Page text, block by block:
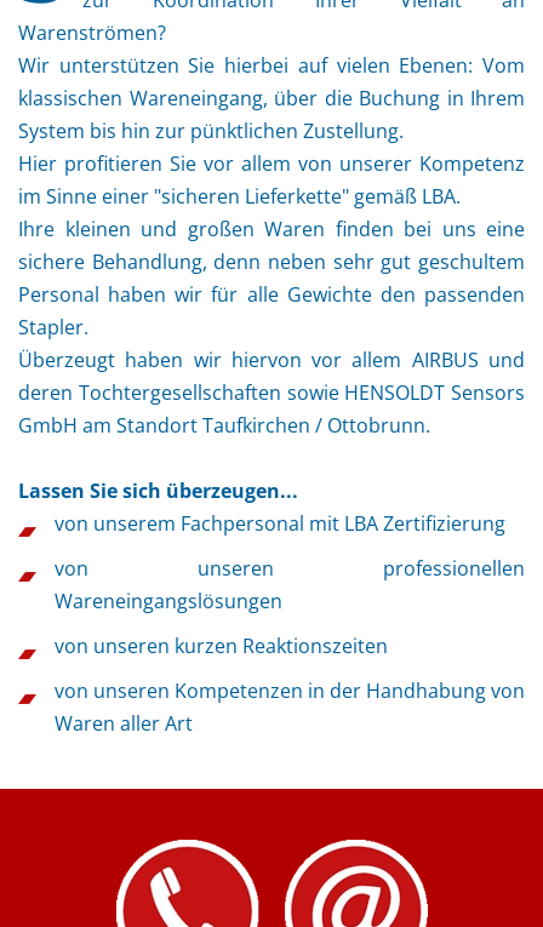
Warenströmen?
Wir unterstützen Sie hierbei auf vielen Ebenen: Vom
klassischen Wareneingang, über die Buchung in Ihrem
System bis hin zur pünktlichen Zustellung.
Hier profitieren Sie vor allem von unserer Kompetenz
im Sinne einer "sicheren Lieferkette" gemäß LBA.
Ihre kleinen und großen Waren finden bei uns eine
sichere Behandlung, denn neben sehr gut geschultem
Personal haben wir für alle Gewichte den passenden
Stapler.
Überzeugt haben wir hiervon vor allem AIRBUS und
deren Tochtergesellschaften sowie HENSOLDT Sensors
GmbH am Standort Taufkirchen / Ottobrunn.
Lassen Sie sich überzeugen...
von unserem Fachpersonal mit LBA Zertifizierung
von unseren professionellen
Wareneingangslösungen
von unseren kurzen Reaktionszeiten
von unseren Kompetenzen in der Handhabung von
Waren aller Art